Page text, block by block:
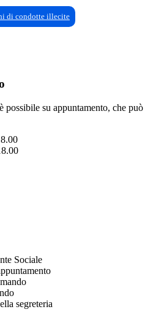
di condotte illecite
su appuntamento, che
Sociale
segreteria